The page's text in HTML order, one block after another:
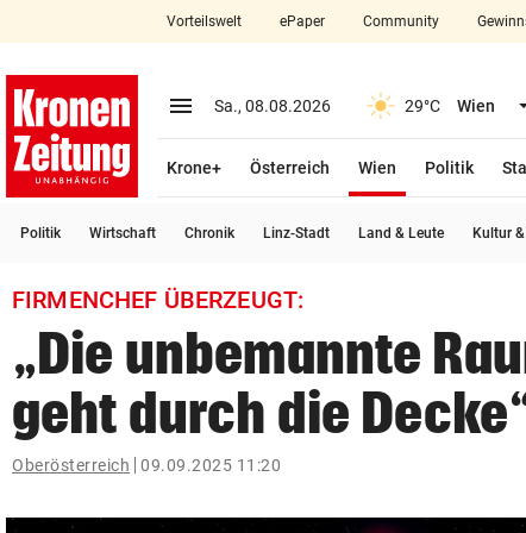
closeSchließen
account_circle Anmelden
arrow_right
bookmark
search
Suchbegriff
eingeben
Vorteilswelt ePaper Community
menu Menü aufklappen
Sa., 08.08.2026 29°C Wien
Krone+ Österreich Wien
Politik
Politik Wirtschaft Chronik Linz-Stadt Land & Leute Kultur
FIRMENCHEF ÜBERZEUGT:
„Die unbemannte
geht durch die
Oberösterreich 09.09.2025 11:20